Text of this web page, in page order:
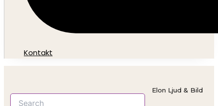
Kontakt
Elon Ljud & Bild